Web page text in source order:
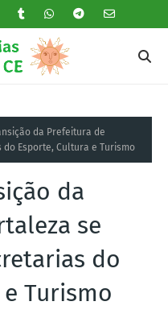
da Prefeitura de
Esporte, Cultura e Turismo
da
se
do
Turismo